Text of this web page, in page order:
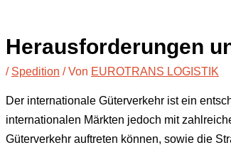
Herausforderungen
/ Spedition / Von EUROTRANS LOGISTIK
Der internationale Güterverkehr ist ein
internationalen Märkten jedoch mit
Güterverkehr auftreten können, sowie die